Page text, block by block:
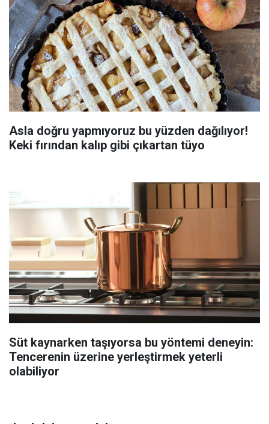
Asla doğru yapmıyoruz bu yüzden dağılıyor!
Keki fırından kalıp gibi çıkartan tüyo
Süt kaynarken taşıyorsa bu yöntemi deneyin:
Tencerenin üzerine yerleştirmek yeterli
olabiliyor